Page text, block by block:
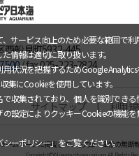
西船見町5932-445
/ fax.025-223-2824
サイトマップ 利用
ームページに掲載している文章・画像の無断
、サービス向上のため必要な範囲で
情報は適切に取り扱います。
状況を把握するためGoogle
集にCookieを使用しています。
収集されており、個人を識別できる
設定によりクッキーCookieの機能
シーポリシー」をご覧ください。